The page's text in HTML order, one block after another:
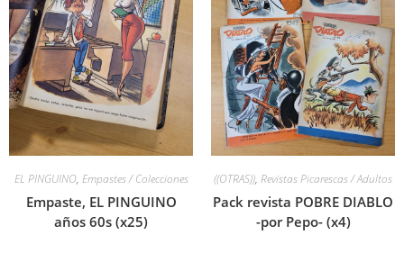
EL PINGUINO, Empastes / Colecciones
Empaste, EL PINGUINO
años 60s (x25)
((OTRAS)), Revistas Picarescas / Adultos
Pack revista POBRE DIABLO
-por Pepo- (x4)